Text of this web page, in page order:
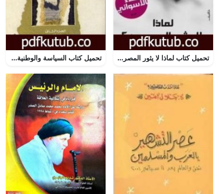
تحميل كتاب لماذا لا يثور المصريون PDF تأليف علاء الأسواني مجانا [كامل] تحميل كتاب السياسة والوطنية والتربية – الجزء الثاني PDF تأليف محمد عمارة مجانا [كامل]